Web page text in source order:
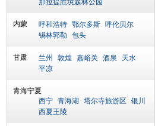
那拉提胜境森林公园
内蒙 呼和浩特 鄂尔多斯 呼伦贝尔
锡林郭勒 包头
甘肃 兰州 敦煌 嘉峪关 酒泉
天水
平凉
青海宁夏
西宁 青海湖 塔尔寺旅游区
银川
西夏王陵